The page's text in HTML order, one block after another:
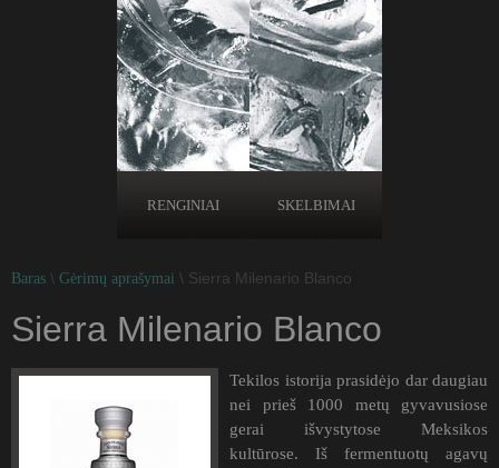
RENGINIAI SKELBIMAI
Baras \ Gėrimų aprašymai \ Sierra Milenario Blanco
Sierra Milenario Blanco
Tekilos istorija prasidėjo dar daugiau
nei prieš 1000 metų gyvavusiose
gerai išvystytose Meksikos
kultūrose. Iš fermentuotų agavų